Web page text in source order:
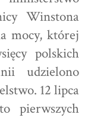
Winstona
mocy, której
polskich
udzielono
12 lipca
pierwszych